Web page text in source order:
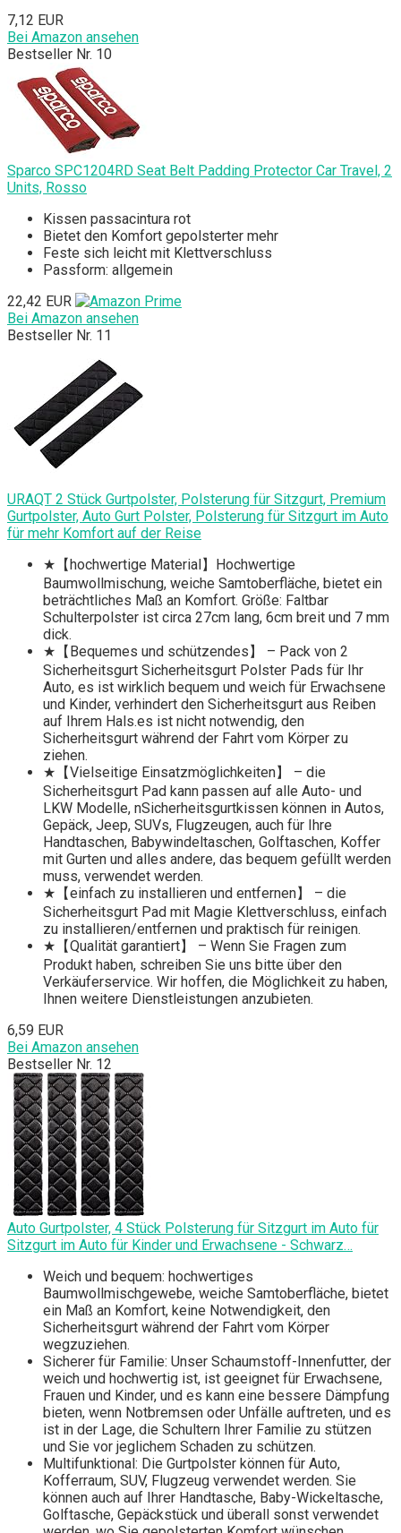
7,12 EUR
Bei Amazon ansehen
Bestseller Nr. 10
Sparco SPC1204RD Seat Belt Padding Protector Car Travel, 2
Units, Rosso
Kissen passacintura rot
Bietet den Komfort gepolsterter mehr
Feste sich leicht mit Klettverschluss
Passform: allgemein
22,42 EUR
Bei Amazon ansehen
Bestseller Nr. 11
URAQT 2 Stück Gurtpolster, Polsterung für Sitzgurt, Premium
Gurtpolster, Auto Gurt Polster, Polsterung für Sitzgurt im Auto
für mehr Komfort auf der Reise
★【hochwertige Material】Hochwertige
Baumwollmischung, weiche Samtoberfläche, bietet ein
beträchtliches Maß an Komfort. Größe: Faltbar
Schulterpolster ist circa 27cm lang, 6cm breit und 7 mm
dick.
★【Bequemes und schützendes】 – Pack von 2
Sicherheitsgurt Sicherheitsgurt Polster Pads für Ihr
Auto, es ist wirklich bequem und weich für Erwachsene
und Kinder, verhindert den Sicherheitsgurt aus Reiben
auf Ihrem Hals.es ist nicht notwendig, den
Sicherheitsgurt während der Fahrt vom Körper zu
ziehen.
★【Vielseitige Einsatzmöglichkeiten】 – die
Sicherheitsgurt Pad kann passen auf alle Auto- und
LKW Modelle, nSicherheitsgurtkissen können in Autos,
Gepäck, Jeep, SUVs, Flugzeugen, auch für Ihre
Handtaschen, Babywindeltaschen, Golftaschen, Koffer
mit Gurten und alles andere, das bequem gefüllt werden
muss, verwendet werden.
★【einfach zu installieren und entfernen】 – die
Sicherheitsgurt Pad mit Magie Klettverschluss, einfach
zu installieren/entfernen und praktisch für reinigen.
★【Qualität garantiert】 – Wenn Sie Fragen zum
Produkt haben, schreiben Sie uns bitte über den
Verkäuferservice. Wir hoffen, die Möglichkeit zu haben,
Ihnen weitere Dienstleistungen anzubieten.
6,59 EUR
Bei Amazon ansehen
Bestseller Nr. 12
Auto Gurtpolster, 4 Stück Polsterung für Sitzgurt im Auto für
Sitzgurt im Auto für Kinder und Erwachsene - Schwarz…
Weich und bequem: hochwertiges
Baumwollmischgewebe, weiche Samtoberfläche, bietet
ein Maß an Komfort, keine Notwendigkeit, den
Sicherheitsgurt während der Fahrt vom Körper
wegzuziehen.
Sicherer für Familie: Unser Schaumstoff-Innenfutter, der
weich und hochwertig ist, ist geeignet für Erwachsene,
Frauen und Kinder, und es kann eine bessere Dämpfung
bieten, wenn Notbremsen oder Unfälle auftreten, und es
ist in der Lage, die Schultern Ihrer Familie zu stützen
und Sie vor jeglichem Schaden zu schützen.
Multifunktional: Die Gurtpolster können für Auto,
Kofferraum, SUV, Flugzeug verwendet werden. Sie
können auch auf Ihrer Handtasche, Baby-Wickeltasche,
Golftasche, Gepäckstück und überall sonst verwendet